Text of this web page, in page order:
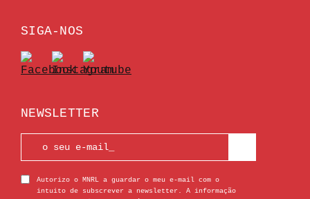
SIGA-NOS
NEWSLETTER
Autorizo o MNRL a guardar o meu e-mail com o
intuito de subscrever a newsletter. A informação